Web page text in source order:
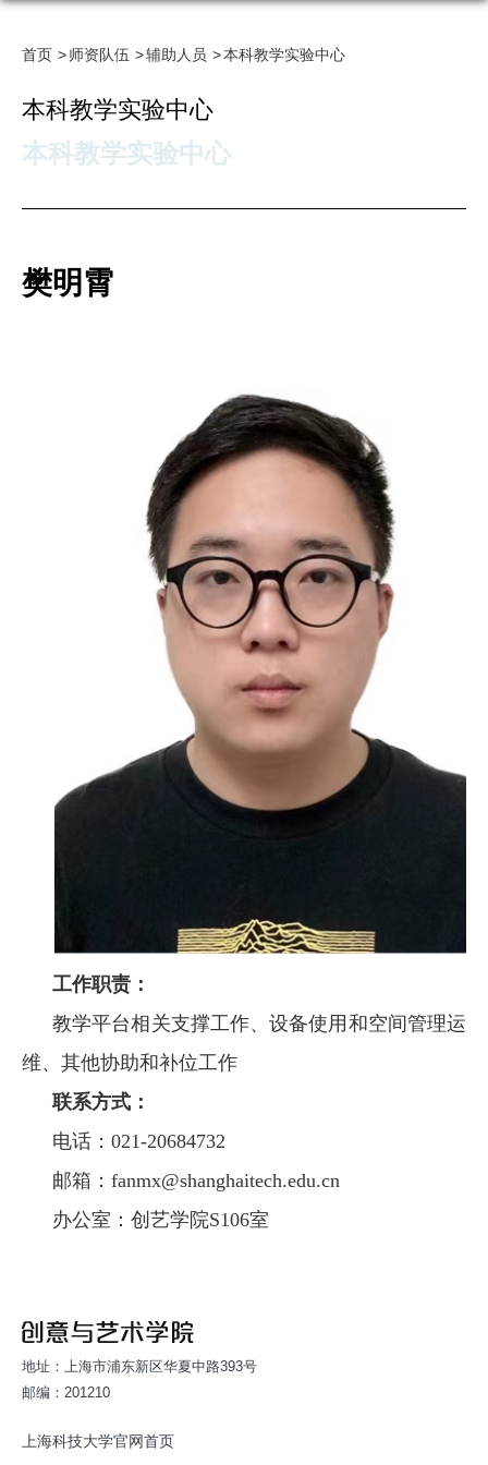
首页 师资队伍 辅助人员 本科教学实验中心
本科教学实验中心
本科教学实验中心
樊明霄
工作职责：
教学平台相关支撑工作、设备使用和空间管理运
维、其他协助和补位工作
联系方式：
电话：021-20684732
邮箱 ：fanmx@shanghaitech.edu.cn
办公室：创艺学院S106室
地址：上海市浦东新区华夏中路393号
邮编：201210
上海科技大学官网首页